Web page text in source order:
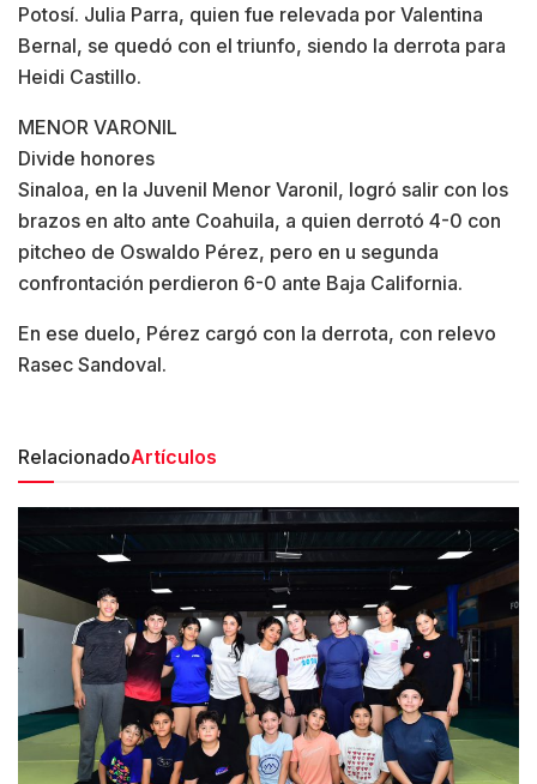
Potosí. Julia Parra, quien fue relevada por Valentina
Bernal, se quedó con el triunfo, siendo la derrota para
Heidi Castillo.
MENOR VARONIL
Divide honores
Sinaloa, en la Juvenil Menor Varonil, logró salir con los
brazos en alto ante Coahuila, a quien derrotó 4-0 con
pitcheo de Oswaldo Pérez, pero en u segunda
confrontación perdieron 6-0 ante Baja California.
En ese duelo, Pérez cargó con la derrota, con relevo
Rasec Sandoval.
RelacionadoArtículos